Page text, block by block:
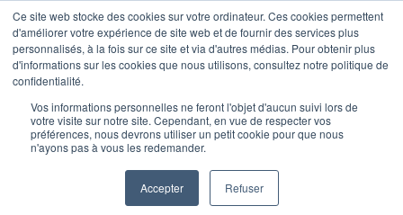
Ce site web stocke des cookies sur votre ordinateur. Ces cookies permettent
d'améliorer votre expérience de site web et de fournir des services plus
personnalisés, à la fois sur ce site et via d'autres médias. Pour obtenir plus
d'informations sur les cookies que nous utilisons, consultez notre politique de
confidentialité.
Vos informations personnelles ne feront l'objet d'aucun suivi lors de
votre visite sur notre site. Cependant, en vue de respecter vos
préférences, nous devrons utiliser un petit cookie pour que nous
n'ayons pas à vous les redemander.
Accepter Refuser
Objectif manuscrit :
Comment écrire son
roman en 12 mois ?